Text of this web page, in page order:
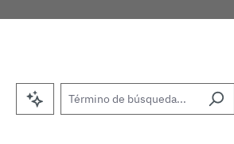
al contenido principal
Saltar a la búsqueda
Saltar a la navegación principal